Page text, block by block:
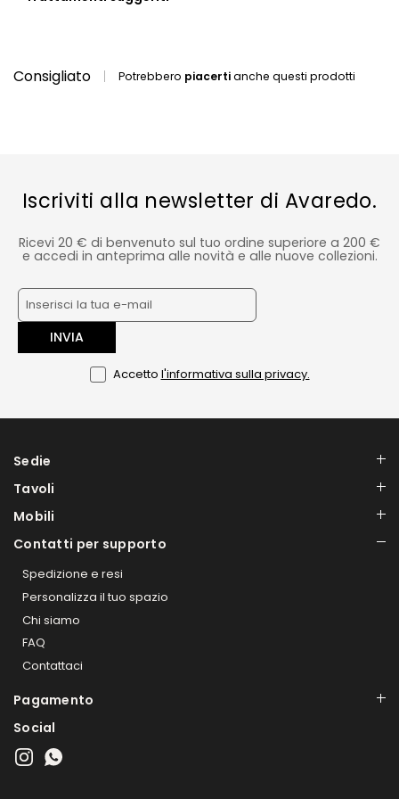
Consigliato Potrebbero piacertianche questi prodotti
Iscriviti alla newsletter di Avaredo.
Ricevi 20 € di benvenuto sul tuo ordine superiore a 200 €
e accedi in anteprima alle novità e alle nuove collezioni.
INVIA
Accetto l'informativa sulla privacy.
Sedie
Tavoli
Mobili
Contatti per supporto
Spedizione e resi
Personalizza il tuo spazio
Chi siamo
FAQ
Contattaci
Pagamento
Social
InstagramWhatsApp